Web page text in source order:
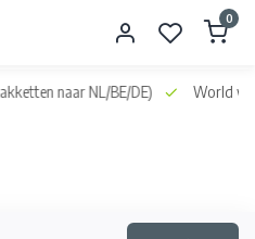
0
naar NL/BE/DE) World